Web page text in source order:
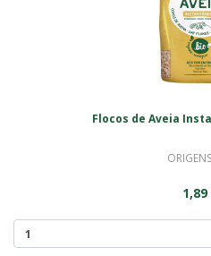
Flocos de Aveia
1,89